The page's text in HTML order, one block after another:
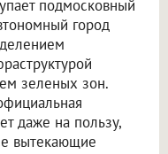
подмосковный
город
зеленых зон.
даже на пользу,
вытекающие